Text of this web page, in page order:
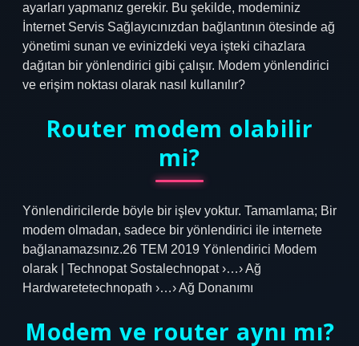
ayarları yapmanız gerekir. Bu şekilde, modeminiz
İnternet Servis Sağlayıcınızdan bağlantının ötesinde ağ
yönetimi sunan ve evinizdeki veya işteki cihazlara
dağıtan bir yönlendirici gibi çalışır. Modem yönlendirici
ve erişim noktası olarak nasıl kullanılır?
Router modem olabilir
mi?
Yönlendiricilerde böyle bir işlev yoktur. Tamamlama; Bir
modem olmadan, sadece bir yönlendirici ile internete
bağlanamazsınız.26 TEM 2019 Yönlendirici Modem
olarak | Technopat Sostalechnopat ›…› Ağ
Hardwaretetechnopath ›…› Ağ Donanımı
Modem ve router aynı mı?